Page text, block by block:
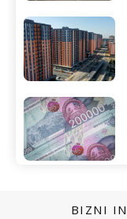
BIZNI